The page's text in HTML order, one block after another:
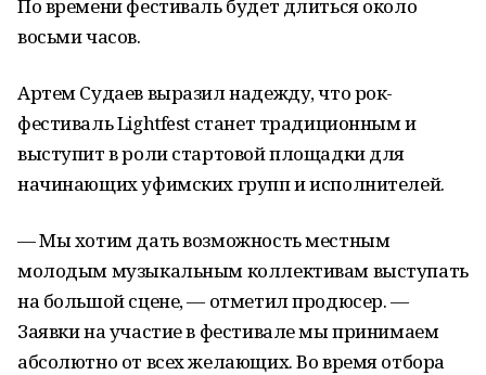
По времени фестиваль будет длиться около
восьми часов.
Артем Судаев выразил надежду, что рок-
фестиваль Lightfest станет традиционным и
выступит в роли стартовой площадки для
начинающих уфимских групп и исполнителей.
— Мы хотим дать возможность местным
молодым музыкальным коллективам выступать
на большой сцене, — отметил продюсер. —
Заявки на участие в фестивале мы принимаем
абсолютно от всех желающих. Во время отбора